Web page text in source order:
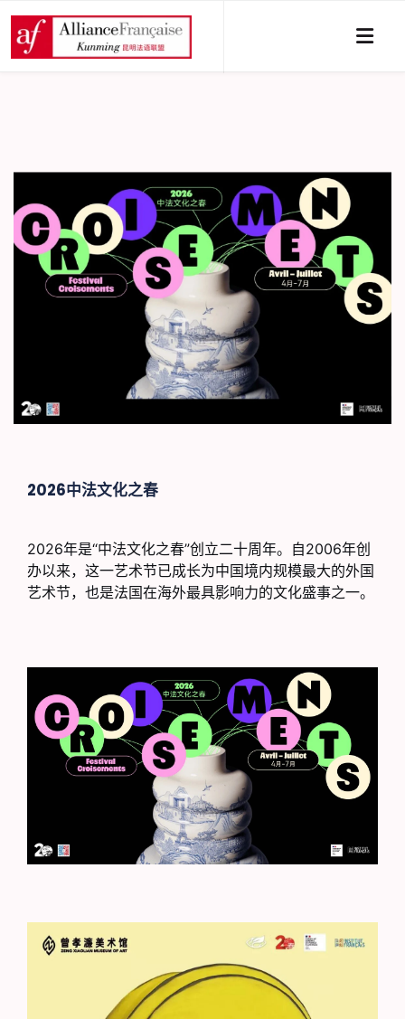
2026中法文化之春
2026年是“中法文化之春”创立二十周年。自2006年创
办以来，这一艺术节已成长为中国境内规模最大的外国
艺术节，也是法国在海外最具影响力的文化盛事之一。